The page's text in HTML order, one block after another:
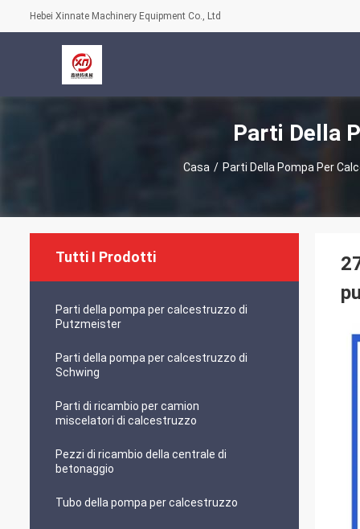
Hebei Xinnate Machinery Equipment Co., Ltd
Parti Della
Casa / Parti Della Pompa Per
Tutti I Prodotti
Parti della pompa per calcestruzzo di
Putzmeister
Parti della pompa per calcestruzzo di
Schwing
Parti di ricambio per camion
miscelatori di calcestruzzo
Pezzi di ricambio della centrale di
betonaggio
Tubo della pompa per calcestruzzo